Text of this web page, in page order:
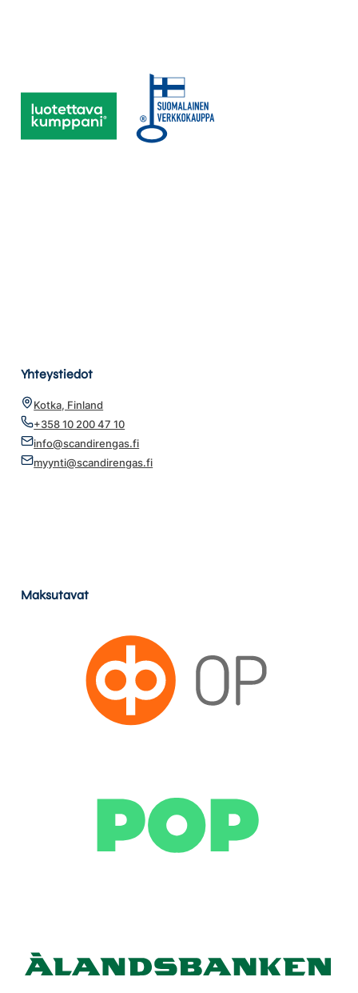
Yhteystiedot
Kotka, Finland
+358 10 200 47 10
info@scandirengas.fi
myynti@scandirengas.fi
Maksutavat